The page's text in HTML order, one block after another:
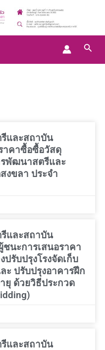
และสถาบัน
าคาซื้อซื้อวัสดุ
รพัฒนาสตรีและ
งขลา ประจำ
และสถาบัน
ชนะการเสนอราคา
ปรับปรุงโรงจัดเก็บ
ะ ปรับปรุงอาคารฝึก
ยุ ด้วยวิธีประกวด
และสถาบัน
a
g
e